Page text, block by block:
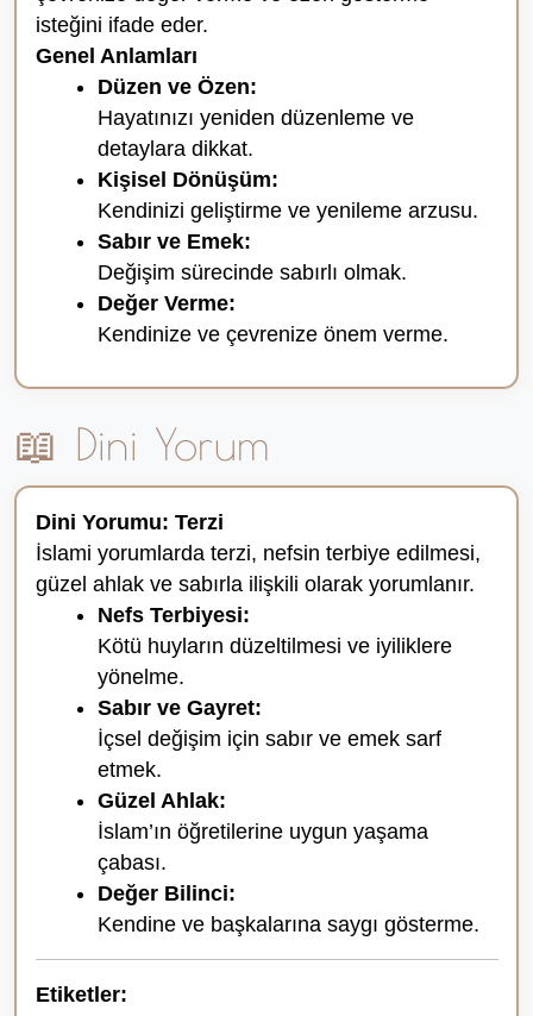
isteğini ifade eder.
Genel Anlamları
Düzen ve Özen:
Hayatınızı yeniden düzenleme ve
detaylara dikkat.
Kişisel Dönüşüm:
Kendinizi geliştirme ve yenileme arzusu.
Sabır ve Emek:
Değişim sürecinde sabırlı olmak.
Değer Verme:
Kendinize ve çevrenize önem verme.
📖 Dini Yorum
Dini Yorumu: Terzi
İslami yorumlarda terzi, nefsin terbiye edilmesi,
güzel ahlak ve sabırla ilişkili olarak yorumlanır.
Nefs Terbiyesi:
Kötü huyların düzeltilmesi ve iyiliklere
yönelme.
Sabır ve Gayret:
İçsel değişim için sabır ve emek sarf
etmek.
Güzel Ahlak:
İslam’ın öğretilerine uygun yaşama
çabası.
Değer Bilinci:
Kendine ve başkalarına saygı gösterme.
Etiketler: